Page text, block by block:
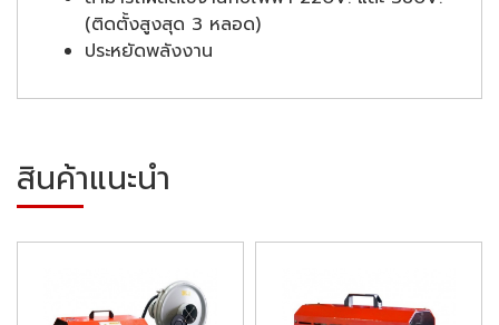
(ติดตั้งสูงสุด 3 หลอด)
ประหยัดพลังงาน
สินค้าแนะนำ